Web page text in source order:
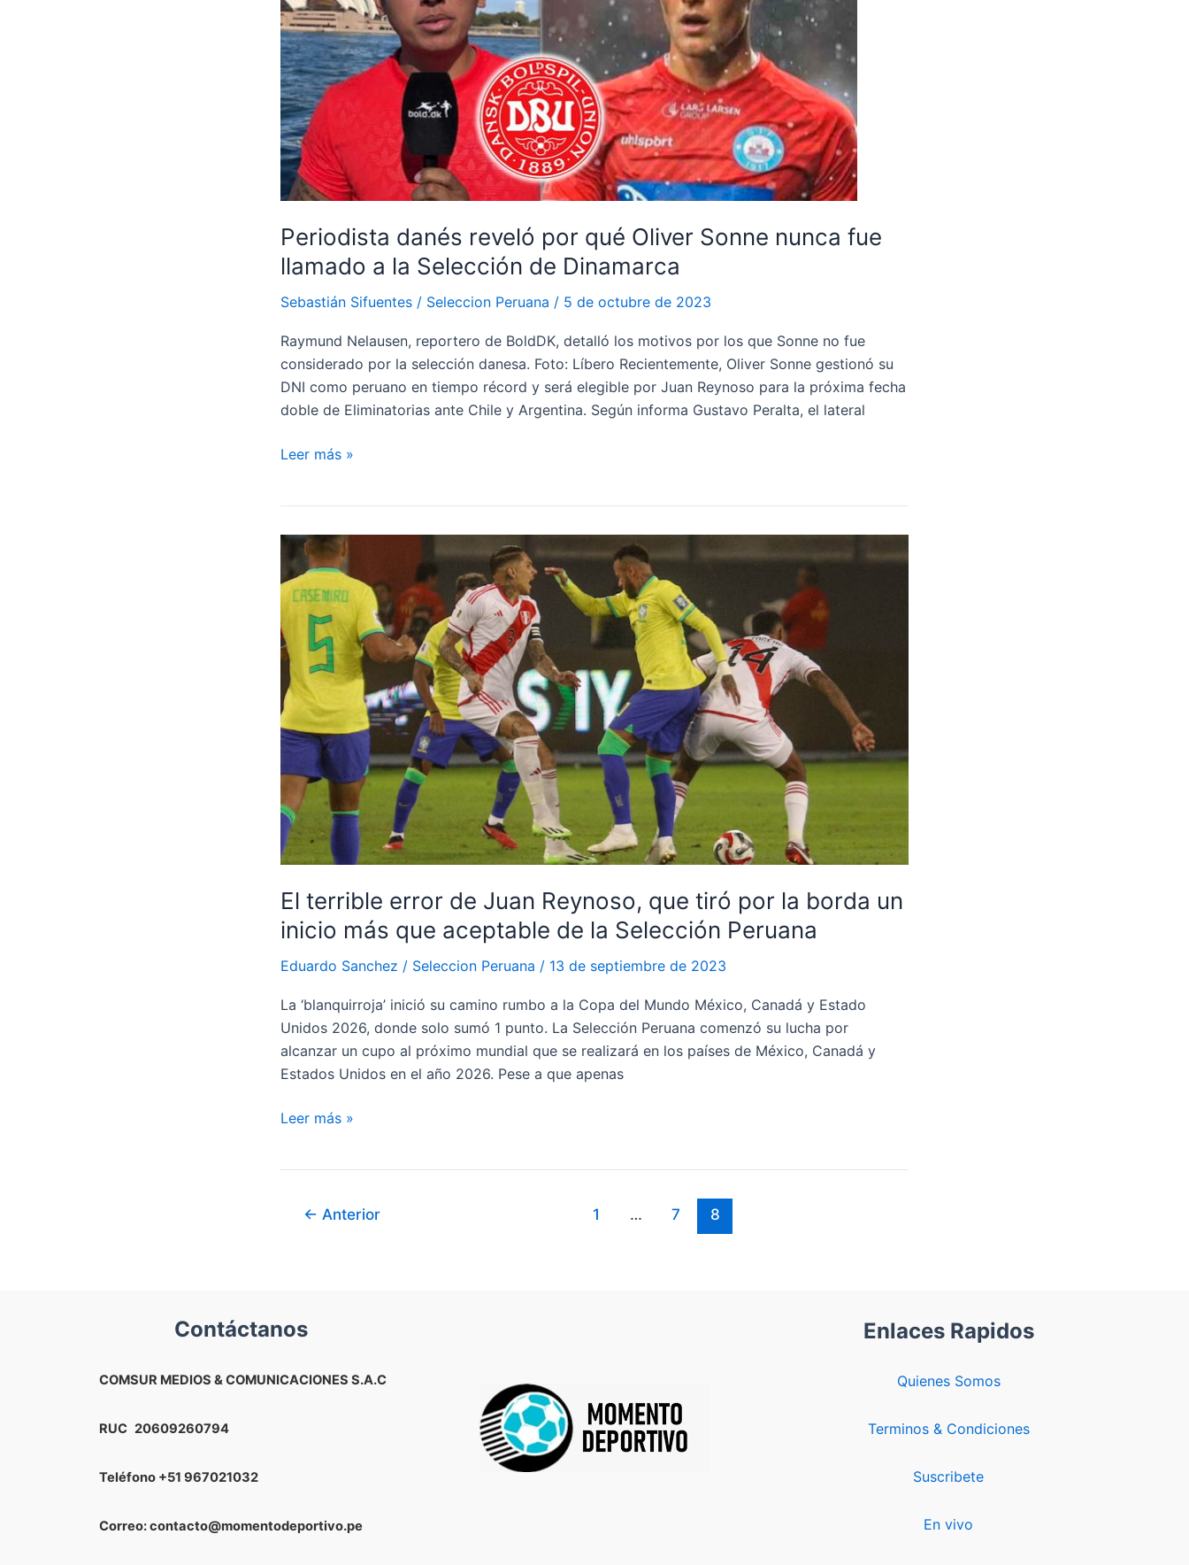
variantes
en
puestos
y
nombres
para
enfrentar
a
Chile
Periodista danés reveló por qué Oliver Sonne nunca fue
llamado a la Selección de Dinamarca
Sebastián Sifuentes / Seleccion Peruana / 5 de octubre de 2023
Raymund Nelausen, reportero de BoldDK, detalló los motivos por los que Sonne no fue
considerado por la selección danesa. Foto: Líbero Recientemente, Oliver Sonne gestionó su
DNI como peruano en tiempo récord y será elegible por Juan Reynoso para la próxima fecha
doble de Eliminatorias ante Chile y Argentina. Según informa Gustavo Peralta, el lateral
Periodista
qué
Oliver
Sonne
nunca
fue
llamado
la
Selección
Dinamarca
Leer más »
El terrible error de Juan Reynoso, que tiró por la borda un
inicio más que aceptable de la Selección Peruana
Eduardo Sanchez / Seleccion Peruana / 13 de septiembre de 2023
La ‘blanquirroja’ inició su camino rumbo a la Copa del Mundo México, Canadá y Estado
Unidos 2026, donde solo sumó 1 punto. La Selección Peruana comenzó su lucha por
alcanzar un cupo al próximo mundial que se realizará en los países de México, Canadá y
Estados Unidos en el año 2026. Pese a que apenas
El
Juan
la
un
Selección
Leer más »
← Anterior 1 … 7 8
Contáctanos
COMSUR MEDIOS & COMUNICACIONES S.A.C
RUC 20609260794
Teléfono +51 967021032
Correo: contacto@momentodeportivo.pe
Enlaces Rapidos
Quienes Somos
Terminos & Condiciones
Suscribete
En vivo